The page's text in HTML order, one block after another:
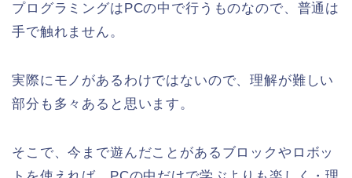
プログラミングはPCの中で行うものなので、普通は
手で触れません。
実際にモノがあるわけではないので、理解が難しい
部分も多々あると思います。
そこで、今まで遊んだことがあるブロックやロボッ